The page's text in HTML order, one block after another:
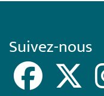
Suivez-nous